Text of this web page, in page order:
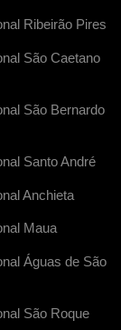
Ribeirão Pires
São Caetano
São Bernardo
Santo André
Anchieta
Maua
Águas de São
São Roque